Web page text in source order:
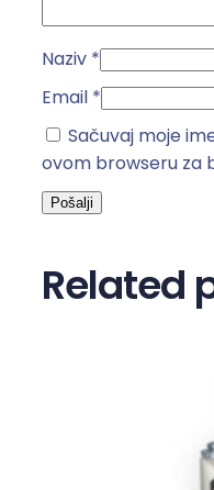
Naziv *
Email *
Sačuvaj moje
ovom browseru za
Related